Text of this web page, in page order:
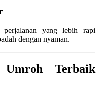
yang lebih rapi
dengan nyaman.
Terbaik